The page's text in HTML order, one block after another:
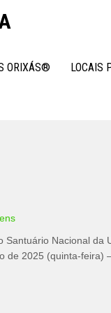
ORIXÁS® LOCAIS
Santuário Nacional da
de 2025 (quinta-feira)